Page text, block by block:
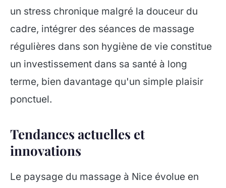
un stress chronique malgré la douceur du
cadre, intégrer des séances de massage
régulières dans son hygiène de vie constitue
un investissement dans sa santé à long
terme, bien davantage qu'un simple plaisir
ponctuel.
Tendances actuelles et
innovations
Le paysage du massage à Nice évolue en